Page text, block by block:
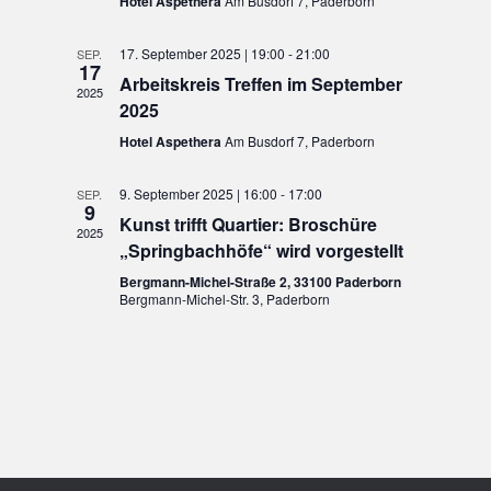
SEP.
17
2025
17. September 2025 | 19:00 -21:00
Arbeitskreis Treffen im September
2025
Hotel AspetheraAm Busdorf 7, Paderborn
SEP.
9
2025
9. September 2025 | 16:00 - 17:00
Kunst trifft Quartier: Broschüre
„Springbachhöfe“ wird vorgestellt
Bergmann-Michel-Straße 2, 33100 Paderborn
Bergmann-Michel-Str. 3, Paderborn